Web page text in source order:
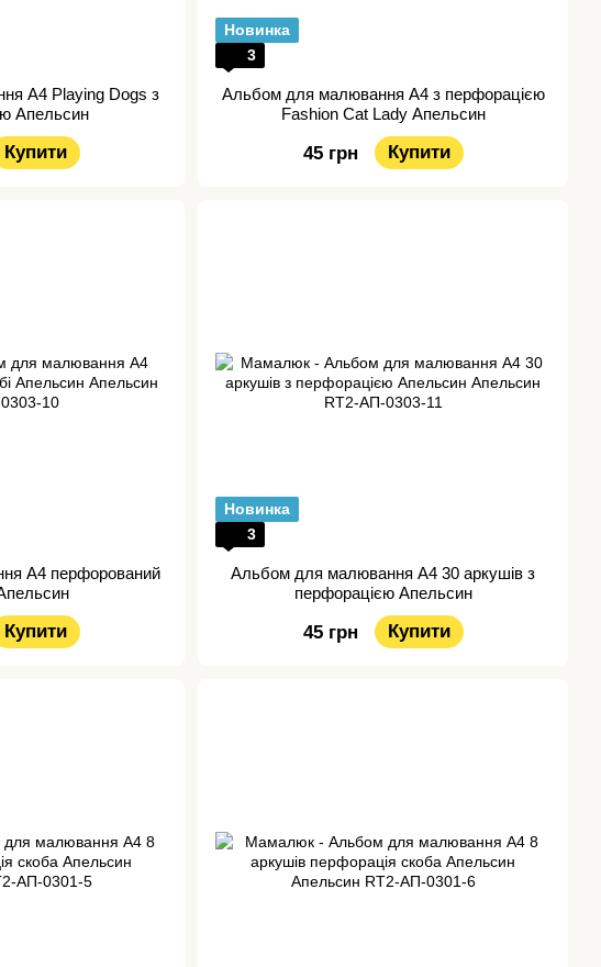
A4 Playing Dogs з
Апельсин
Купити
Новинка
3
Альбом для малювання А4 з перфорацією
Fashion Cat Lady Апельсин
45 грн Купити
A4 перфорований
Купити
Новинка
3
Альбом для малювання A4 30 аркушів з
перфорацією Апельсин
45 грн Купити